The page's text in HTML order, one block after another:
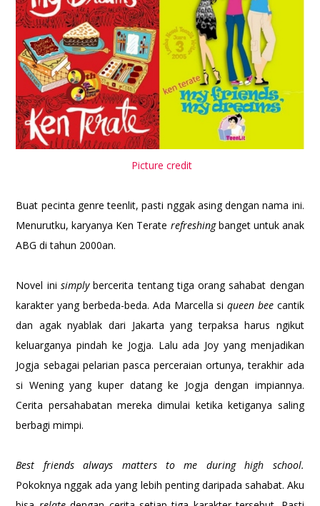
Picture credit
Buat pecinta genre teenlit, pasti nggak asing dengan nama ini.
Menurutku, karyanya Ken Terate refreshingbanget untuk anak
ABG di tahun 2000an.
Novel ini simplybercerita tentang tiga orang sahabat dengan
karakter yang berbeda-beda. Ada Marcella siqueen beecantik
dan agak nyablak dari Jakarta yang terpaksa harus ngikut
keluarganya pindah ke Jogja. Lalu ada Joy yang menjadikan
Jogja sebagai pelarian pasca perceraian ortunya, terakhir ada
si Wening yang kuper datang ke Jogja dengan impiannya.
Cerita persahabatan mereka dimulai ketika ketiganya saling
berbagi mimpi.
Best friends always matters to me during high school.
Pokoknya nggak ada yang lebih penting daripada sahabat. Aku